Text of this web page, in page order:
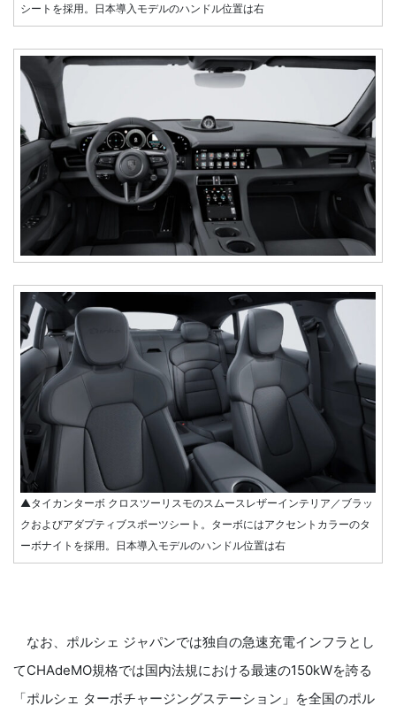
シートを採用。日本導入モデルのハンドル位置は右
▲タイカンターボ クロスツーリスモのスムースレザーインテリア／ブラッ
クおよびアダプティブスポーツシート。ターボにはアクセントカラーのタ
ーボナイトを採用。日本導入モデルのハンドル位置は右
なお、ポルシェ ジャパンでは独自の急速充電インフラとし
てCHAdeMO規格では国内法規における最速の150kWを誇る
「ポルシェ ターボチャージングステーション」を全国のポル